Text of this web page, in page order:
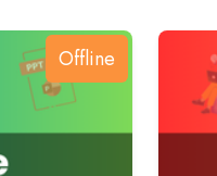
Offline